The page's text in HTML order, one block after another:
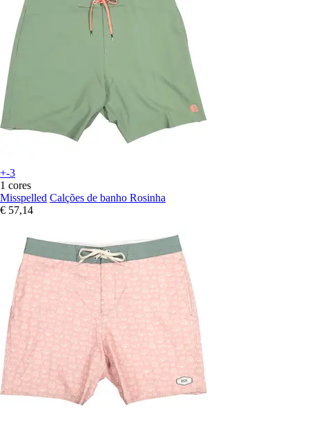
+-3
1 cores
Misspelled Calções de banho Rosinha
€ 57,14